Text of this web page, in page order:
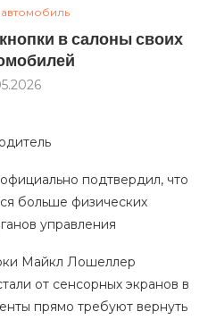
в салоны своих
подтвердил, что
больше физических
управления
Майкл Лошеллер
от сенсорных экранов в
прямо требуют вернуть